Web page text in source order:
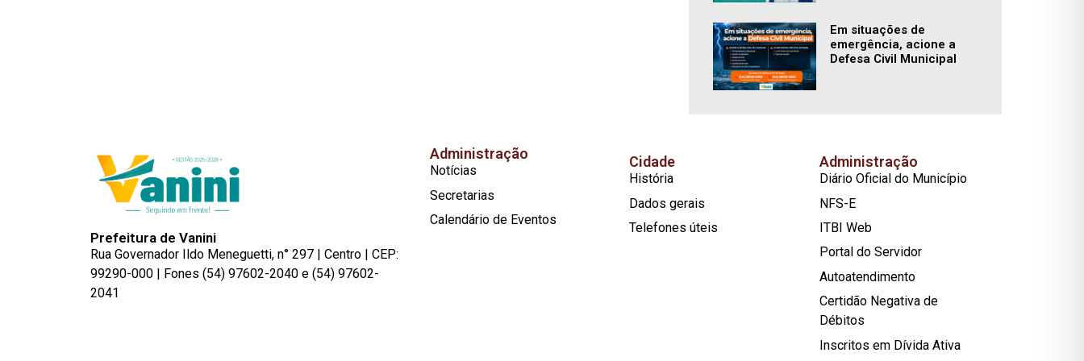
Em situações de
emergência, acione a
Defesa Civil Municipal
Prefeitura de Vanini
Rua Governador Ildo Meneguetti, n° 297 | Centro | CEP:
99290-000 | Fones (54) 97602-2040 e (54) 97602-
2041
Administração
Notícias
Secretarias
Calendário de Eventos
Cidade
História
Dados gerais
Telefones úteis
Administração
Diário Oficial do Município
NFS-E
ITBI Web
Portal do Servidor
Autoatendimento
Certidão Negativa de
Débitos
Inscritos em Dívida Ativa